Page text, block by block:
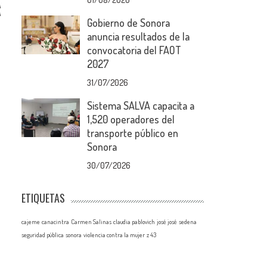
Gobierno de Sonora
anuncia resultados de la
convocatoria del FAOT
2027
31/07/2026
Sistema SALVA capacita a
1,520 operadores del
transporte público en
Sonora
30/07/2026
ETIQUETAS
cajeme canacintra Carmen Salinas claudia pablovich josé josé sedena
seguridad pública sonora violencia contra la mujer z 43